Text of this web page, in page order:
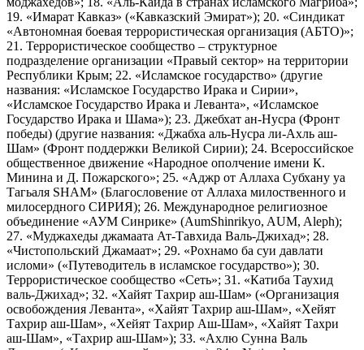
19. «Имарат Кавказ» («Кавказский Эмират»); 20. «Синдикат
«Автономная боевая террористическая организация (АБТО)»;
21. Террористическое сообщество – структурное
подразделение организации «Правый сектор» на территории
Республики Крым; 22. «Исламское государство» (другие
названия: «Исламское Государство Ирака и Сирии»,
«Исламское Государство Ирака и Леванта», «Исламское
Государство Ирака и Шама»); 23. Джебхат ан-Нусра (Фронт
победы) (другие названия: «Джабха аль-Нусра ли-Ахль аш-
Шам» (Фронт поддержки Великой Сирии); 24. Всероссийское
общественное движение «Народное ополчение имени К.
Минина и Д. Пожарского»; 25. «Аджр от Аллаха Субхану уа
Тагьаля SHAM» (Благословение от Аллаха милоственного и
милосердного СИРИЯ); 26. Международное религиозное
объединение «АУМ Синрике» (AumShinrikyo, AUM, Aleph);
27. «Муджахеды джамаата Ат-Тавхида Валь-Джихад»; 28.
«Чистопольский Джамаат»; 29. «Рохнамо ба суи давлати
исломи» («Путеводитель в исламское государство»); 30.
Террористическое сообщество «Сеть»; 31. «Катиба Таухид
валь-Джихад»; 32. «Хайят Тахрир аш-Шам» («Организация
освобождения Леванта», «Хайят Тахрир аш-Шам», «Хейят
Тахрир аш-Шам», «Хейят Тахрир Аш-Шам», «Хайят Тахри
аш-Шам», «Тахрир аш-Шам»); 33. «Ахлю Сунна Валь